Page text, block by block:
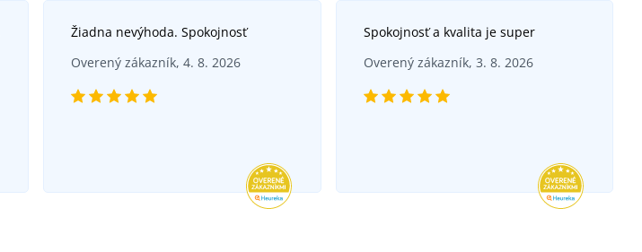
Žiadna nevýhoda. Spokojnosť
Overený zákazník, 4. 8. 2026
Spokojnosť a kvalita je super
Overený zákazník, 3. 8. 2026